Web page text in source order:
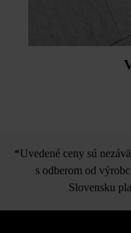
*Uvedené ceny sú
s odberom od
Slovensku